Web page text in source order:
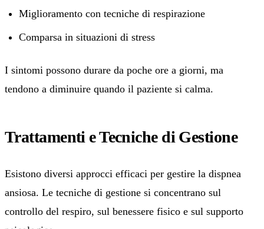
Miglioramento con tecniche di respirazione
Comparsa in situazioni di stress
I sintomi possono durare da poche ore a giorni, ma
tendono a diminuire quando il paziente si calma.
Trattamenti e Tecniche di Gestione
Esistono diversi approcci efficaci per gestire la dispnea
ansiosa. Le tecniche di gestione si concentrano sul
controllo del respiro, sul benessere fisico e sul supporto